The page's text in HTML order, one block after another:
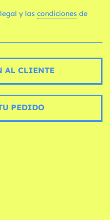
y las condiciones
AL CLIENTE
PEDIDO